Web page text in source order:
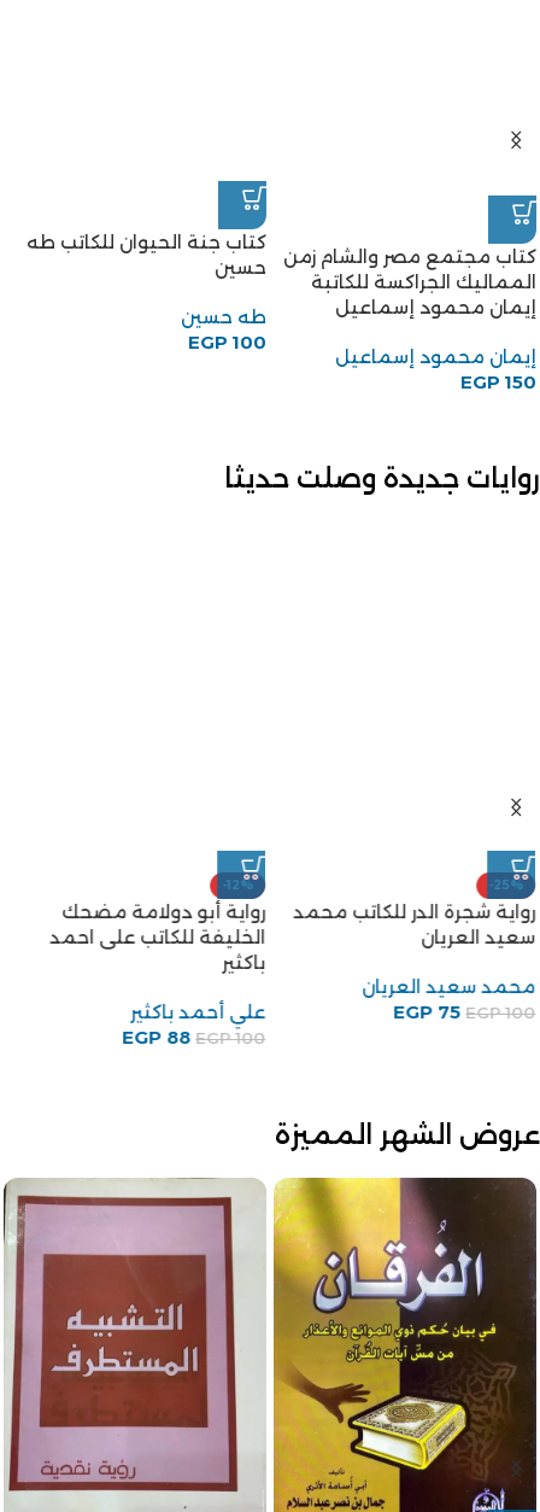
كتاب مجتمع مصر والشام زمن
المماليك الجراكسة للكاتبة
إيمان محمود إسماعيل
إيمان محمود إسماعيل
EGP 150
كتاب جنة الحيوان للكاتب طه
حسين
طه حسين
EGP 100
روايات جديدة وصلت حديثا
-25%
رواية شجرة الدر للكاتب محمد
سعيد العريان
محمد سعيد العريان
EGP100
EGP 75
-12%
رواية أبو دولامة مضحك
الخليفة للكاتب على احمد
باكثير
علي أحمد باكثير
EGP100
EGP 88
عروض الشهر المميزة